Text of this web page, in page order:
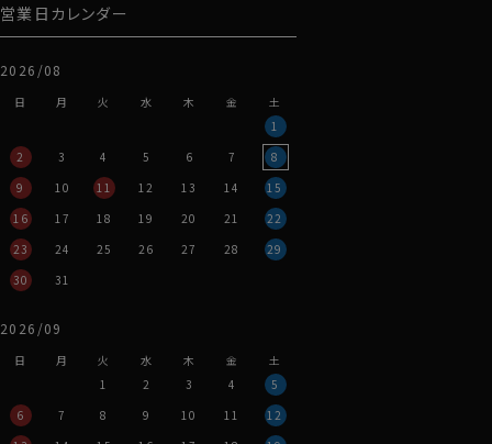
営業日カレンダー
2026/08
日 月 火 水 木 金
土
1
2
3 4 5 6 7
8
9
10 11 12 13 14
15
16
17 18 19 20 21
22
23
24 25 26 27 28
29
30
31
2026/09
日 月 火 水 木 金
土
1
2 3 4
5
6
7 8 9 10 11
12